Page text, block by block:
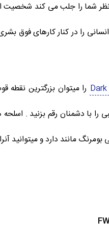
شما را جلب می کند شخصیت
را در کنار کارهای فوق
را میتوان بزرگترین
را با دشمنان رقم بزنید .
مانند دارد و میتوانید